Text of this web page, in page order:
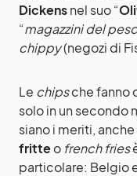
Dickensnel suo “
“magazzini del
chippy(negozi di
Le chipsche fanno
solo in un secondo
siano i meriti,
fritteo french fries
particolare: Belgio